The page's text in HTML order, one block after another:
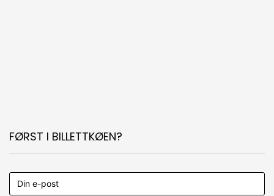
FØRST I BILLETTKØEN?